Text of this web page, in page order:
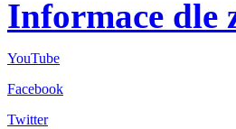
Informace dle
YouTube
Facebook
Twitter